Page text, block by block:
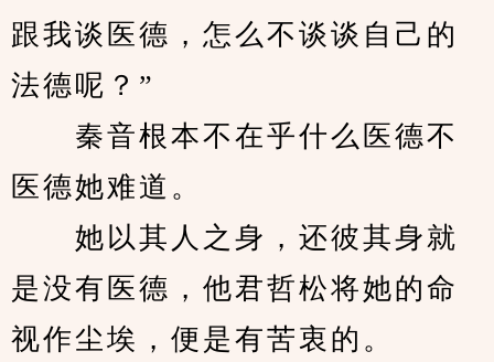
跟我谈医德，怎么不谈谈自己的
法德呢？”
秦音根本不在乎什么医德不
医德她难道。
她以其人之身，还彼其身就
是没有医德，他君哲松将她的命
视作尘埃，便是有苦衷的。